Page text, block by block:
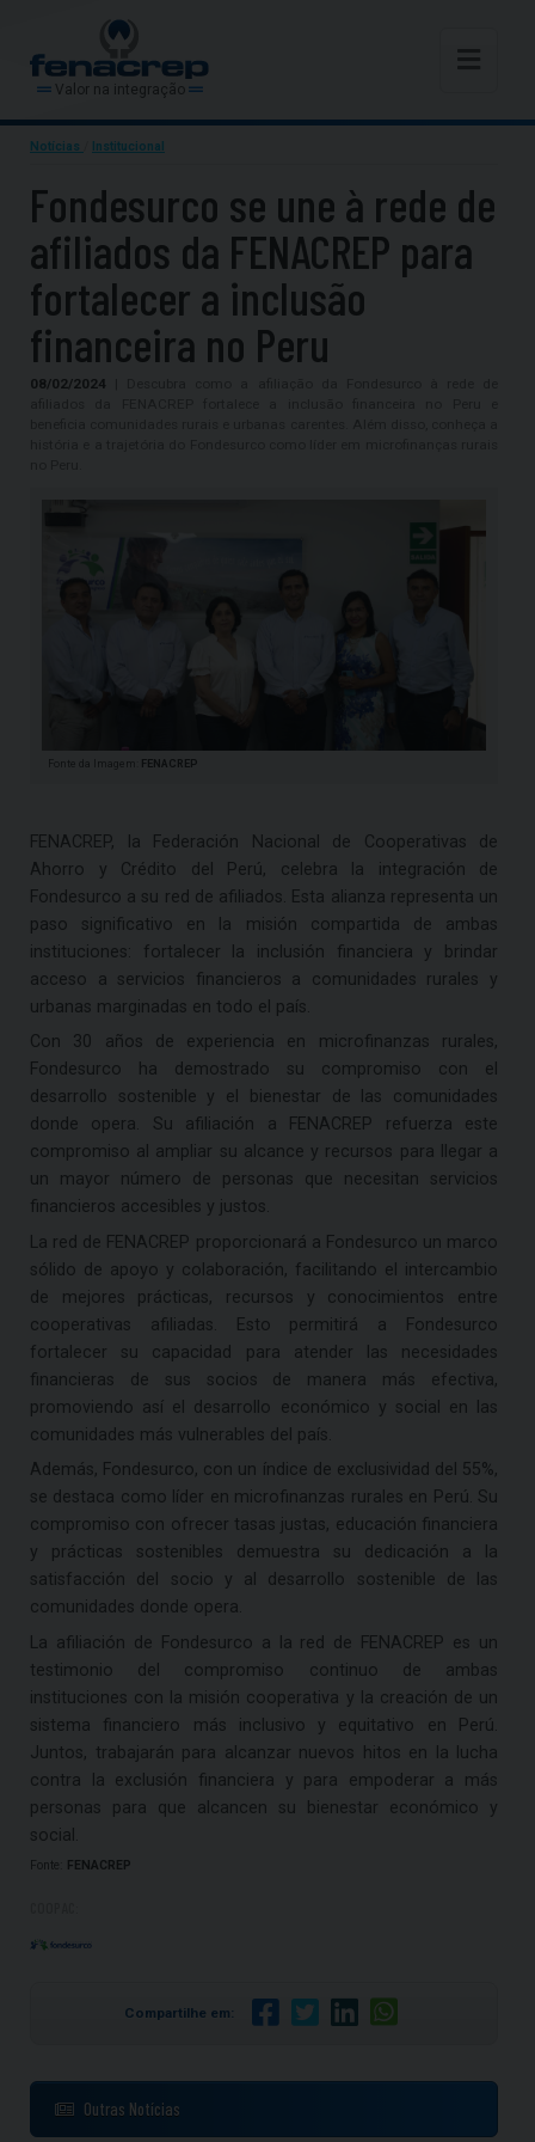
Valor na integração
Notícias Institucional
Fondesurco se une à rede de
afiliados da FENACREP para
fortalecer a inclusão
financeira no Peru
08/02/2024
Fonte da Imagem: FENACREP
FENACREP, la Federación Nacional de Cooperativas de
Ahorro y Crédito del Perú, celebra la integración de
Fondesurco a su red de afiliados. Esta alianza representa un
paso significativo en la misión compartida de ambas
instituciones: fortalecer la inclusión financiera y brindar
acceso a servicios financieros a comunidades rurales y
urbanas marginadas en todo el país.
Con 30 años de experiencia en microfinanzas rurales,
Fondesurco ha demostrado su compromiso con el
desarrollo sostenible y el bienestar de las comunidades
donde opera. Su afiliación a FENACREP refuerza este
compromiso al ampliar su alcance y recursos para llegar a
un mayor número de personas que necesitan servicios
financieros accesibles y justos.
La red de FENACREP proporcionará a Fondesurco un marco
sólido de apoyo y colaboración, facilitando el intercambio
de mejores prácticas, recursos y conocimientos entre
cooperativas afiliadas. Esto permitirá a Fondesurco
fortalecer su capacidad para atender las necesidades
financieras de sus socios de manera más efectiva,
promoviendo así el desarrollo económico y social en las
comunidades más vulnerables del país.
Además, Fondesurco, con un índice de exclusividad del 55%,
se destaca como líder en microfinanzas rurales en Perú. Su
compromiso con ofrecer tasas justas, educación financiera
y prácticas sostenibles demuestra su dedicación a la
satisfacción del socio y al desarrollo sostenible de las
comunidades donde opera.
La afiliación de Fondesurco a la red de FENACREP es un
testimonio del compromiso continuo de ambas
instituciones con la misión cooperativa y la creación de un
sistema financiero más inclusivo y equitativo en Perú.
Juntos, trabajarán para alcanzar nuevos hitos en la lucha
contra la exclusión financiera y para empoderar a más
personas para que alcancen su bienestar económico y
social.
Fonte: FENACREP
Compartilhe em:
Outras Notícias